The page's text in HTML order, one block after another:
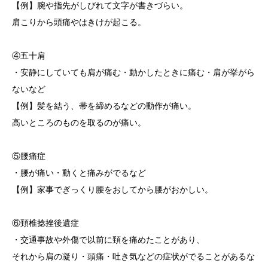
【例】腕や指先がしびれて文字が書きづらい。
肩こりから頭痛やはきけが起こる。
④五十肩
・安静にしていても肩が痛む・動かしたときに痛む・肩が挙がら
ないなど
【例】髪を結う、帯を締めるなどの動作が痛い。
高いところのものを取るのが痛い。
⑤腰痛症
・腰が痛い・動くと痛みがでるなど
【例】家事でぎっくり腰をおしてから腰がおかしい。
⑥頚椎捻挫後遺症
・交通事故や外傷で以前に頚を痛めたことがあり、
それから肩の凝り・頭痛・吐き気などの症状がでることがあるな